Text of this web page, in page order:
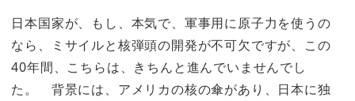
日本国家が、もし、本気で、軍事用に原子力を使うの
なら、ミサイルと核弾頭の開発が不可欠ですが、この
40年間、こちらは、きちんと進んでいませんでし
た。 背景には、アメリカの核の傘があり、日本に独